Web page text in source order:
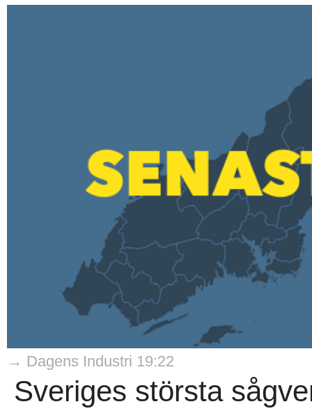
→ Dagens Industri 19:22
Sveriges största